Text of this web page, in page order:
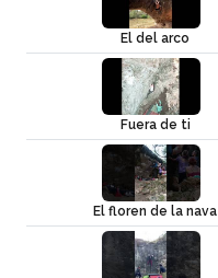
El del arco
Fuera de ti
El floren de la nava